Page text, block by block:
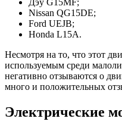
Nissan QG15DE;
Ford UEJB;
Honda L15A.
Несмотря на то, что этот
используемым среди
негативно отзываются о
много и положительных
Электрические